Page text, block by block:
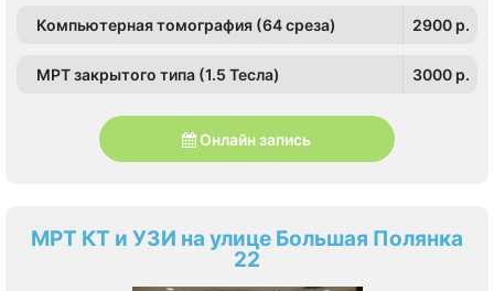
Компьютерная томография (64 среза) 2900 p.
МРТ закрытого типа (1.5 Тесла) 3000 p.
Онлайн запись
МРТ КТ и УЗИ на улице Большая Полянка
22